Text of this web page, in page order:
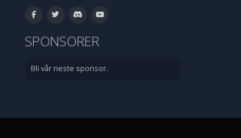
SPONSORER
Bli vår neste sponsor.